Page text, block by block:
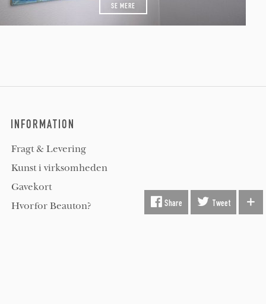
SE MERE
INFORMATION
Fragt & Levering
Kunst i virksomheden
Gavekort
Hvorfor Beauton?
Share Tweet